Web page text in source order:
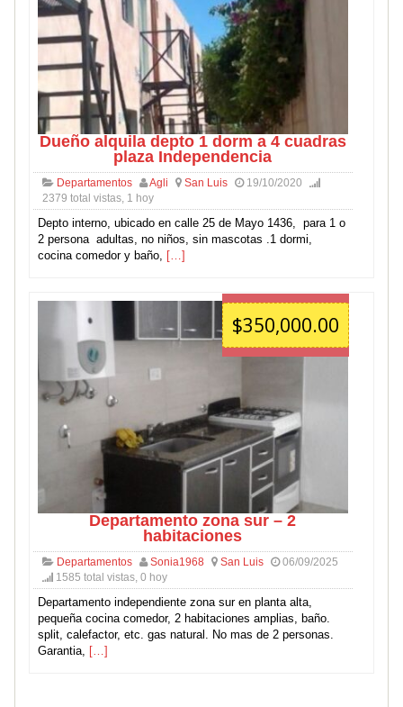
Dueño alquila depto 1 dorm a 4 cuadras
plaza Independencia
Departamentos Agli San Luis
19/10/2020
2379 total vistas, 1 hoy
Depto interno, ubicado en calle 25 de Mayo 1436, para 1 o
2 persona adultas, no niños, sin mascotas .1 dormi,
cocina comedor y baño, […]
$350,000.00
Departamento zona sur – 2
habitaciones
Departamentos Sonia1968 San Luis
06/09/2025
1585 total vistas, 0 hoy
Departamento independiente zona sur en planta alta,
pequeña cocina comedor, 2 habitaciones amplias, baño.
split, calefactor, etc. gas natural. No mas de 2 personas.
Garantia, […]